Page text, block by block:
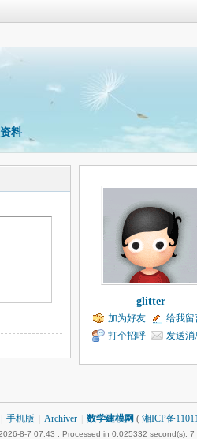
料
glitter
加为好友
给我留
打个招呼
发送消
手机版 Archiver 数学建模网 ( 湘ICP备
8-7 07:43 , Processed in 0.025332 second(s), 7